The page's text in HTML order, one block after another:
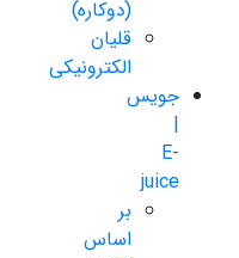
(دوکاره)
قلیان
الکترونیکی
جویس
|
E-
juice
بر
اساس